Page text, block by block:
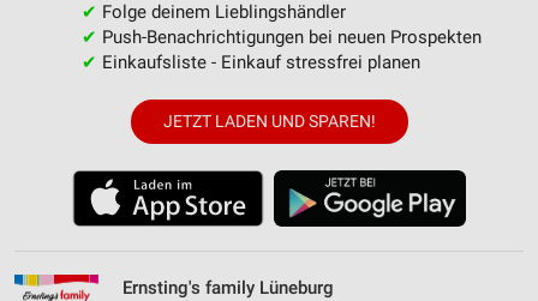
✔ Folge deinem Lieblingshändler
✔ Push-Benachrichtigungen bei neuen Prospekten
✔ Einkaufsliste - Einkauf stressfrei planen
JETZT LADEN UND SPAREN!
Ernsting's family Lüneburg